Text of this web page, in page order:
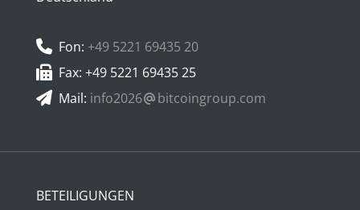
Fon: +49 5221 69435 20
Fax: +49 5221 69435 25
Mail: info2026 bitcoingroup.com
BETEILIGUNGEN